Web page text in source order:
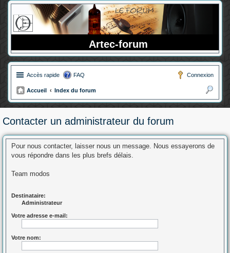
Artec-forum
Accès rapide FAQ Connexion
Accueil
Index du forum
ec
er
Contacter un administrateur du forum
Pour nous contacter, laisser nous un message. Nous essayerons de
vous répondre dans les plus brefs délais.
Team modos
Destinataire:
Administrateur
Votre adresse e-mail:
Votre nom: